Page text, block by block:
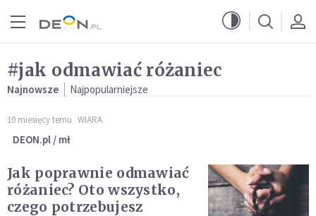
#jak odmawiać różaniec
Najnowsze Najpopularniejsze
10 miesięcy temu WIARA
DEON.pl / mł
Jak poprawnie odmawiać
różaniec? Oto wszystko,
czego potrzebujesz